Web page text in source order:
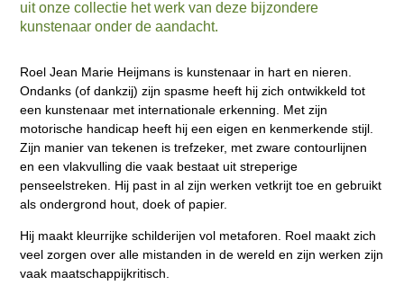
uit onze collectie het werk van deze bijzondere
kunstenaar onder de aandacht.
Roel Jean Marie Heijmans is kunstenaar in hart en nieren.
Ondanks (of dankzij) zijn spasme heeft hij zich ontwikkeld tot
een kunstenaar met internationale erkenning. Met zijn
motorische handicap heeft hij een eigen en kenmerkende stijl.
Zijn manier van tekenen is trefzeker, met zware contourlijnen
en een vlakvulling die vaak bestaat uit streperige
penseelstreken. Hij past in al zijn werken vetkrijt toe en gebruikt
als ondergrond hout, doek of papier.
Hij maakt kleurrijke schilderijen vol metaforen. Roel maakt zich
veel zorgen over alle mistanden in de wereld en zijn werken zijn
vaak maatschappijkritisch.